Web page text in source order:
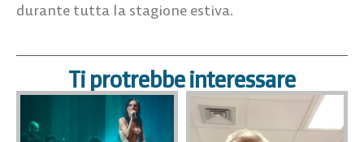
durante tutta la stagione estiva.
Ti protrebbe interessare